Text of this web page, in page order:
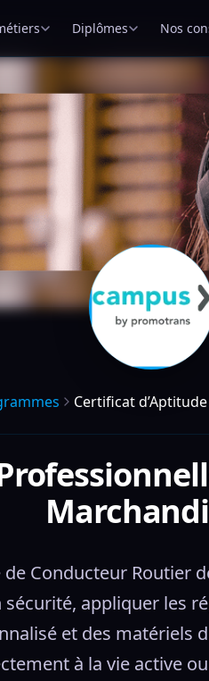
Diplômes Nos
Certificat
Conducteur
sécurité, appliquer
et des
à la vie active